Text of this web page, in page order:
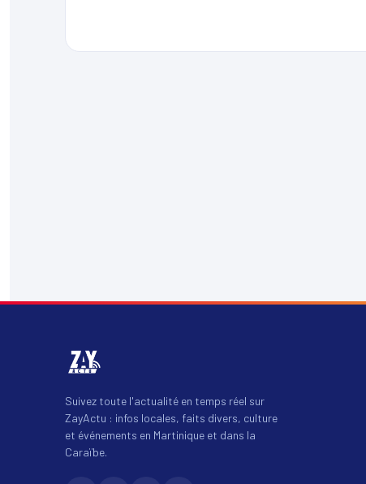
Suivez toute l'actualité en temps réel sur
ZayActu : infos locales, faits divers, culture
et événements en Martinique et dans la
Caraïbe.